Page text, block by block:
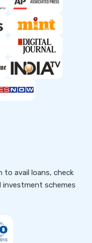
avail loans, check
investment schemes